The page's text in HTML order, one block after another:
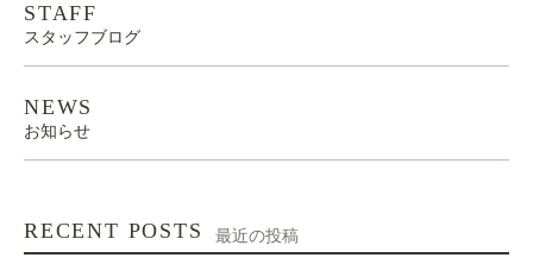
STAFF
スタッフブログ
NEWS
お知らせ
RECENT POSTS 最近の投稿